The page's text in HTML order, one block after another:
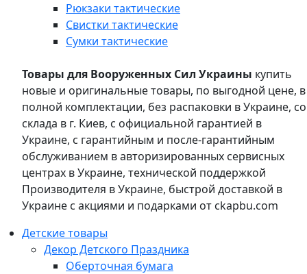
Рюкзаки тактические
Свистки тактические
Сумки тактические
Товары для Вооруженных Сил Украины купить
новые и оригинальные товары, по выгодной цене, в
полной комплектации, без распаковки в Украине, со
склада в г. Киев, с официальной гарантией в
Украине, с гарантийным и после-гарантийным
обслуживанием в авторизированных сервисных
центрах в Украине, технической поддержкой
Производителя в Украине, быстрой доставкой в
Украине с акциями и подарками от ckapbu.com
Детские товары
Декор Детского Праздника
Оберточная бумага